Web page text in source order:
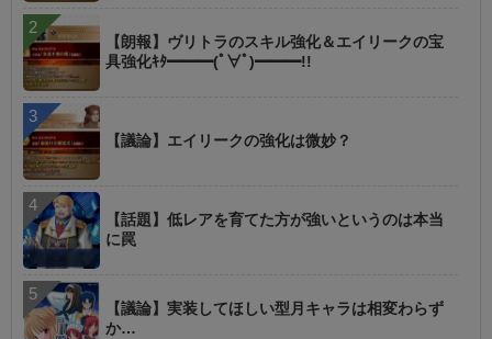
【朗報】ヴリトラのスキル強化＆エイリークの宝
具強化ｷﾀ━━━(ﾟ∀ﾟ)━━━!!
【議論】エイリークの強化は微妙？
【話題】低レアを育てた方が強いというのは本当
に罠
【議論】実装してほしい型月キャラは相変わらず
か…